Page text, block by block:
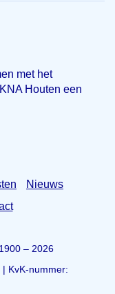
met het
Houten een
Nieuws
– 2026
KvK-nummer: